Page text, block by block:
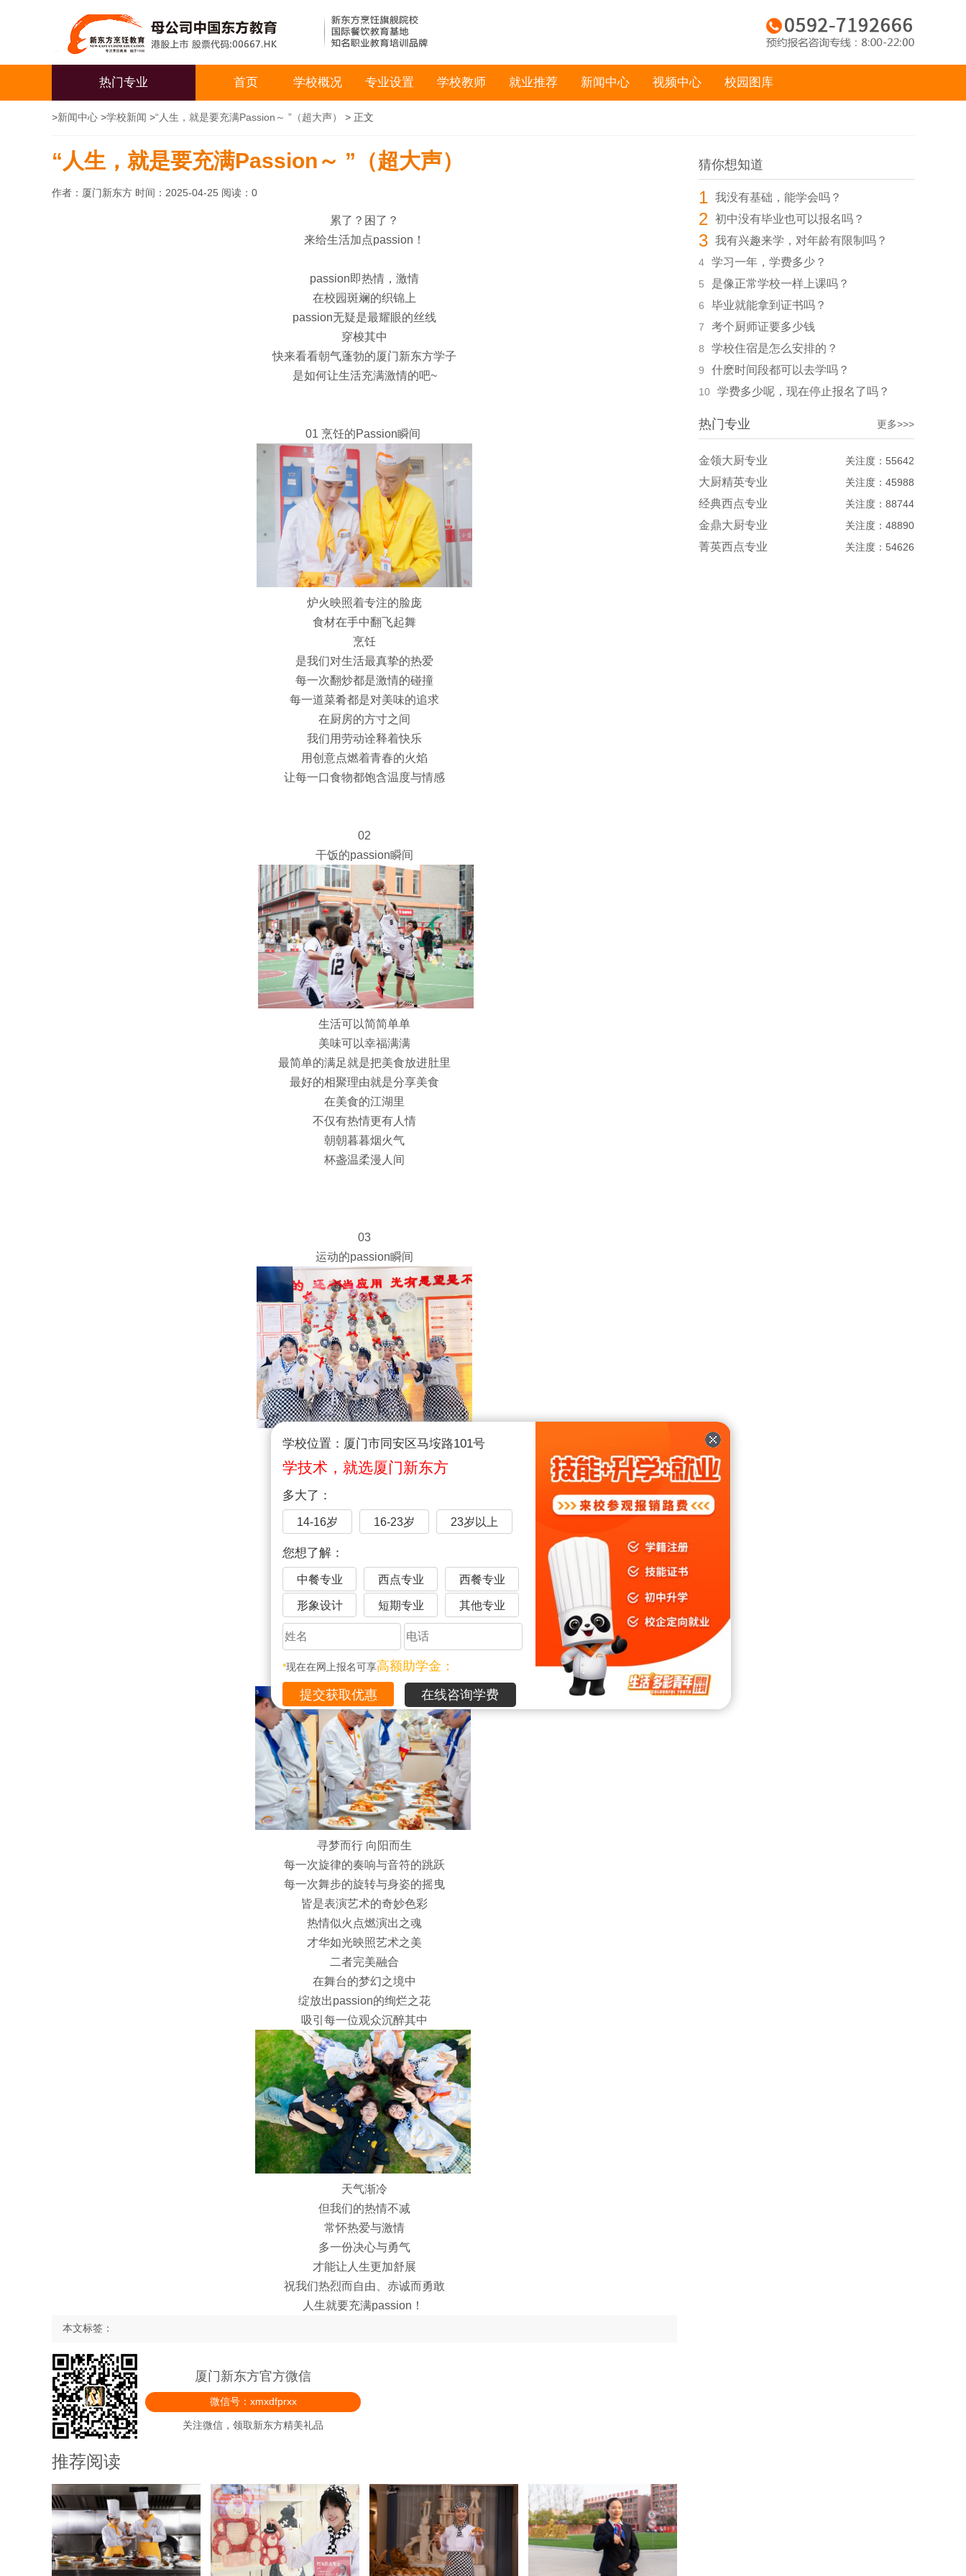
学校位置：厦门市同安区马垵路101号
学技术，就选厦门新东方
多大了：
14-16岁 16-23岁 23岁以上
您想了解：
中餐专业 西点专业 西餐专业
形象设计 短期专业 其他专业
*现在在网上报名可享高额助学金：
在线咨询学费
热门专业 首页 学校概况 专业设置 学校教师 就业推荐 新闻中心 视频中心 校园图库
>新闻中心 >学校新闻 >“人生，就是要充满Passion～ ”（超大声） > 正文
“人生，就是要充满Passion～ ”（超大声）
作者：厦门新东方 时间：2025-04-25 阅读： 0
累了？困了？
来给生活加点passion！
passion即热情，激情
在校园斑斓的织锦上
passion无疑是最耀眼的丝线
穿梭其中
快来看看朝气蓬勃的厦门新东方学子
是如何让生活充满激情的吧~
01 烹饪的Passion瞬间
炉火映照着专注的脸庞
食材在手中翻飞起舞
烹饪
是我们对生活最真挚的热爱
每一次翻炒都是激情的碰撞
每一道菜肴都是对美味的追求
在厨房的方寸之间
我们用劳动诠释着快乐
用创意点燃着青春的火焰
让每一口食物都饱含温度与情感
02
干饭的passion瞬间
生活可以简简单单
美味可以幸福满满
最简单的满足就是把美食放进肚里
最好的相聚理由就是分享美食
在美食的江湖里
不仅有热情更有人情
朝朝暮暮烟火气
杯盏温柔漫人间
03
运动的passion瞬间
运动
是青春的代名词
篮球在空中划出完美的弧线
汗水与欢笑交织
都闪耀着热爱的光芒
每一次奔跑
都是对passion的追逐
舞台的passion瞬间
寻梦而行 向阳而生
每一次旋律的奏响与音符的跳跃
每一次舞步的旋转与身姿的摇曳
皆是表演艺术的奇妙色彩
热情似火点燃演出之魂
才华如光映照艺术之美
二者完美融合
在舞台的梦幻之境中
绽放出passion的绚烂之花
吸引每一位观众沉醉其中
天气渐冷
但我们的热情不减
常怀热爱与激情
多一份决心与勇气
才能让人生更加舒展
祝我们热烈而自由、赤诚而勇敢
人生就要充满passion！
本文标签：
厦门新东方官方微信
微信号：xmxdfprxx
关注微信，领取新东方精美礼品
推荐阅读
猜你想知道
1 我没有基础，能学会吗？
2 初中没有毕业也可以报名吗？
3 我有兴趣来学，对年龄有限制吗？
4 学习一年，学费多少？
5 是像正常学校一样上课吗？
6 毕业就能拿到证书吗？
7 考个厨师证要多少钱
8 学校住宿是怎么安排的？
9 什麽时间段都可以去学吗？
10 学费多少呢，现在停止报名了吗？
热门专业 更多>>>
金领大厨专业 关注度：55642
大厨精英专业 关注度：45988
经典西点专业 关注度：88744
金鼎大厨专业 关注度：48890
菁英西点专业 关注度：54626